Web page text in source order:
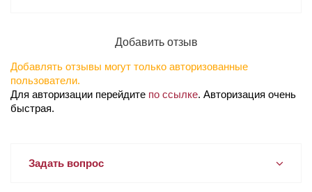
Добавить отзыв
Добавлять отзывы могут только авторизованные
пользователи.
Для авторизации перейдите по ссылке. Авторизация очень
быстрая.
Задать вопрос